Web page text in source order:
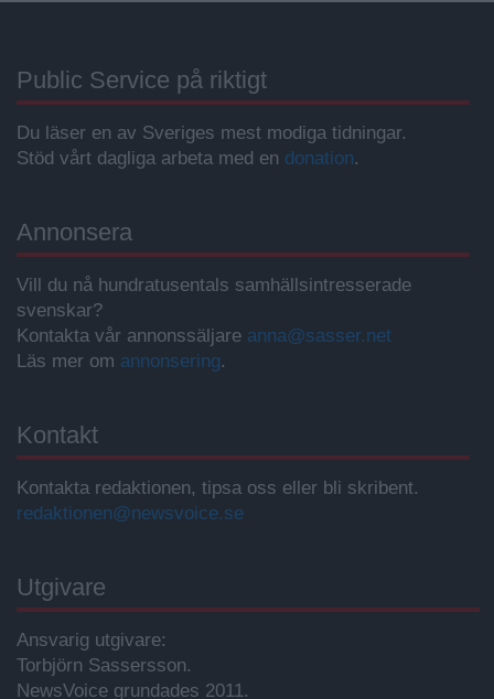
Public Service på riktigt
Du läser en av Sveriges mest modiga tidningar.
Stöd vårt dagliga arbeta med en donation.
Annonsera
Vill du nå hundratusentals samhällsintresserade
svenskar?
Kontakta vår annonssäljare anna@sasser.net
Läs mer om annonsering.
Kontakt
Kontakta redaktionen, tipsa oss eller bli skribent.
redaktionen@newsvoice.se
Utgivare
Ansvarig utgivare:
Torbjörn Sassersson.
NewsVoice grundades 2011.